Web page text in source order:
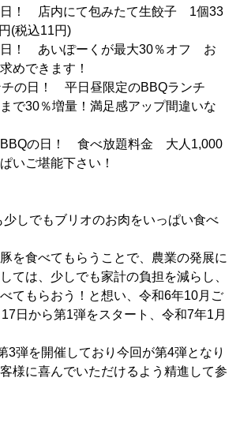
日！ 店内にて包みたて生餃子 1個33
(税込11円)
日！ あいぽーくが最大30％オフ お
めできます！
の日！ 平日昼限定のBBQランチ
で30％増量！満足感アップ間違いな
の日！ 食べ放題料金 大人1,000
いご堪能下さい！
少しでもブリオのお肉をいっぱい食べ
を食べてもらうことで、農業の発展に
ては、少しでも家計の負担を減らし、
てもらおう！と想い、令和6年10月ご
日から第1弾をスタート、令和7年1月
3弾を開催しており今回が第4弾となり
様に喜んでいただけるよう精進して参